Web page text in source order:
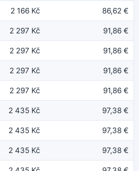
2 166 Kč 86,62 €
2 297 Kč 91,86 €
2 297 Kč 91,86 €
2 297 Kč 91,86 €
2 297 Kč 91,86 €
2 435 Kč 97,38 €
2 435 Kč 97,38 €
2 435 Kč 97,38 €